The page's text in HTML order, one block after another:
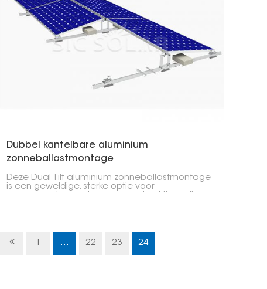
Dubbel kantelbare aluminium
zonneballastmontage
Deze Dual Tilt aluminium zonneballastmontage
is een geweldige, sterke optie voor
... 22 23 24